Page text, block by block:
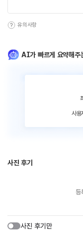
유의사항
AI가 빠르게 요약해주
사용
사진 후기
등
사진 후기만